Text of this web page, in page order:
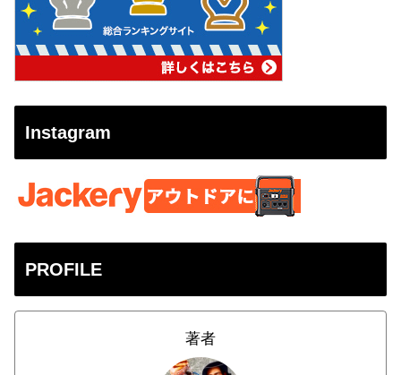
Instagram
PROFILE
著者